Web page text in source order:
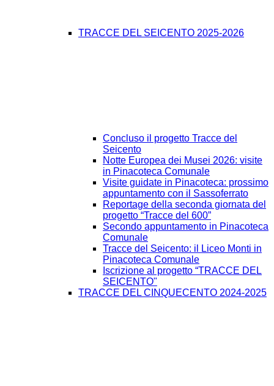
TRACCE DEL SEICENTO 2025-2026
Concluso il progetto Tracce del
Seicento
Notte Europea dei Musei 2026: visite
in Pinacoteca Comunale
Visite guidate in Pinacoteca: prossimo
appuntamento con il Sassoferrato
Reportage della seconda giornata del
progetto “Tracce del 600”
Secondo appuntamento in Pinacoteca
Comunale
Tracce del Seicento: il Liceo Monti in
Pinacoteca Comunale
Iscrizione al progetto “TRACCE DEL
SEICENTO"
TRACCE DEL CINQUECENTO 2024-2025